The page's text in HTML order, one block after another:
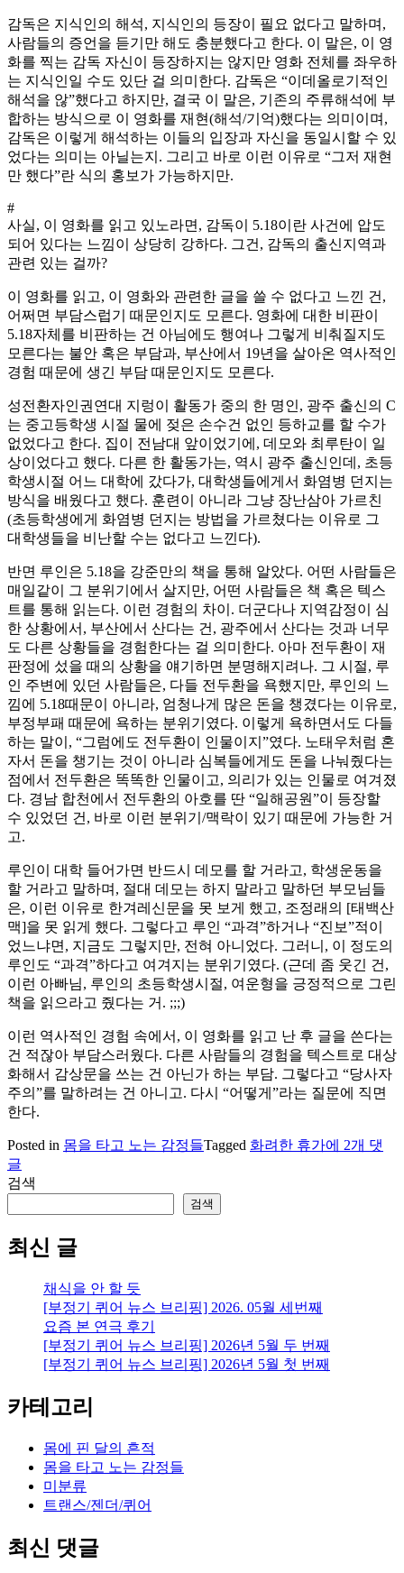
감독은 지식인의 해석, 지식인의 등장이 필요 없다고 말하며,
사람들의 증언을 듣기만 해도 충분했다고 한다. 이 말은, 이 영
화를 찍는 감독 자신이 등장하지는 않지만 영화 전체를 좌우하
는 지식인일 수도 있단 걸 의미한다. 감독은 “이데올로기적인
해석을 않”했다고 하지만, 결국 이 말은, 기존의 주류해석에 부
합하는 방식으로 이 영화를 재현(해석/기억)했다는 의미이며,
감독은 이렇게 해석하는 이들의 입장과 자신을 동일시할 수 있
었다는 의미는 아닐는지. 그리고 바로 이런 이유로 “그저 재현
만 했다”란 식의 홍보가 가능하지만.
#
사실, 이 영화를 읽고 있노라면, 감독이 5.18이란 사건에 압도
되어 있다는 느낌이 상당히 강하다. 그건, 감독의 출신지역과
관련 있는 걸까?
이 영화를 읽고, 이 영화와 관련한 글을 쓸 수 없다고 느낀 건,
어쩌면 부담스럽기 때문인지도 모른다. 영화에 대한 비판이
5.18자체를 비판하는 건 아님에도 행여나 그렇게 비춰질지도
모른다는 불안 혹은 부담과, 부산에서 19년을 살아온 역사적인
경험 때문에 생긴 부담 때문인지도 모른다.
성전환자인권연대 지렁이 활동가 중의 한 명인, 광주 출신의 C
는 중고등학생 시절 물에 젖은 손수건 없인 등하교를 할 수가
없었다고 한다. 집이 전남대 앞이었기에, 데모와 최루탄이 일
상이었다고 했다. 다른 한 활동가는, 역시 광주 출신인데, 초등
학생시절 어느 대학에 갔다가, 대학생들에게서 화염병 던지는
방식을 배웠다고 했다. 훈련이 아니라 그냥 장난삼아 가르친
(초등학생에게 화염병 던지는 방법을 가르쳤다는 이유로 그
대학생들을 비난할 수는 없다고 느낀다).
반면 루인은 5.18을 강준만의 책을 통해 알았다. 어떤 사람들은
매일같이 그 분위기에서 살지만, 어떤 사람들은 책 혹은 텍스
트를 통해 읽는다. 이런 경험의 차이. 더군다나 지역감정이 심
한 상황에서, 부산에서 산다는 건, 광주에서 산다는 것과 너무
도 다른 상황들을 경험한다는 걸 의미한다. 아마 전두환이 재
판정에 섰을 때의 상황을 얘기하면 분명해지려나. 그 시절, 루
인 주변에 있던 사람들은, 다들 전두환을 욕했지만, 루인의 느
낌에 5.18때문이 아니라, 엄청나게 많은 돈을 챙겼다는 이유로,
부정부패 때문에 욕하는 분위기였다. 이렇게 욕하면서도 다들
하는 말이, “그럼에도 전두환이 인물이지”였다. 노태우처럼 혼
자서 돈을 챙기는 것이 아니라 심복들에게도 돈을 나눠줬다는
점에서 전두환은 똑똑한 인물이고, 의리가 있는 인물로 여겨졌
다. 경남 합천에서 전두환의 아호를 딴 “일해공원”이 등장할
수 있었던 건, 바로 이런 분위기/맥락이 있기 때문에 가능한 거
고.
루인이 대학 들어가면 반드시 데모를 할 거라고, 학생운동을
할 거라고 말하며, 절대 데모는 하지 말라고 말하던 부모님들
은, 이런 이유로 한겨레신문을 못 보게 했고, 조정래의 [태백산
맥]을 못 읽게 했다. 그렇다고 루인 “과격”하거나 “진보”적이
었느냐면, 지금도 그렇지만, 전혀 아니었다. 그러니, 이 정도의
루인도 “과격”하다고 여겨지는 분위기였다. (근데 좀 웃긴 건,
이런 아빠님, 루인의 초등학생시절, 여운형을 긍정적으로 그린
책을 읽으라고 줬다는 거. ;;;)
이런 역사적인 경험 속에서, 이 영화를 읽고 난 후 글을 쓴다는
건 적잖아 부담스러웠다. 다른 사람들의 경험을 텍스트로 대상
화해서 감상문을 쓰는 건 아닌가 하는 부담. 그렇다고 “당사자
주의”를 말하려는 건 아니고. 다시 “어떻게”라는 질문에 직면
한다.
Posted in 몸을 타고 노는 감정들Tagged 화려한 휴가[영
에 2개 댓
글
검색
검색
최신 글
채식을 안 할 듯
[부정기 퀴어 뉴스 브리핑] 2026. 05월 세번째
요즘 본 연극 후기
[부정기 퀴어 뉴스 브리핑] 2026년 5월 두 번째
[부정기 퀴어 뉴스 브리핑] 2026년 5월 첫 번째
카테고리
몸에 핀 달의 흔적
몸을 타고 노는 감정들
미분류
트랜스/젠더/퀴어
최신 댓글